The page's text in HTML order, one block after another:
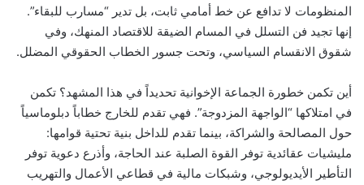
المنظومات لا تدافع عن خط أمامي ثابت، بل تدير “مسارب للبقاء”.
إنها تجيد فن التسلل في المسام الضيقة للاقتصاد المنهك، وفي
شقوق الانقسام السياسي، وتحت جسور الخطاب الحقوقي المضلل.
أين تكمن خطورة الجماعة الإخوانية تحديداً في هذا المشهد؟ تكمن
في امتلاكها “الواجهة المزدوجة”. فهي تقدم للخارج خطاباً دبلوماسياً
حول المصالحة والشراكة، بينما تقدم للداخل بنية تحتية قوامها:
مليشيات عقائدية توفر القوة الصلبة عند الحاجة، وأذرع دعوية توفر
التأطير الأيديولوجي، وشبكات مالية في قطاعي الأعمال والتهريب